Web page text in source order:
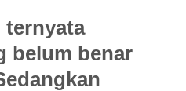
ternyata
belum benar